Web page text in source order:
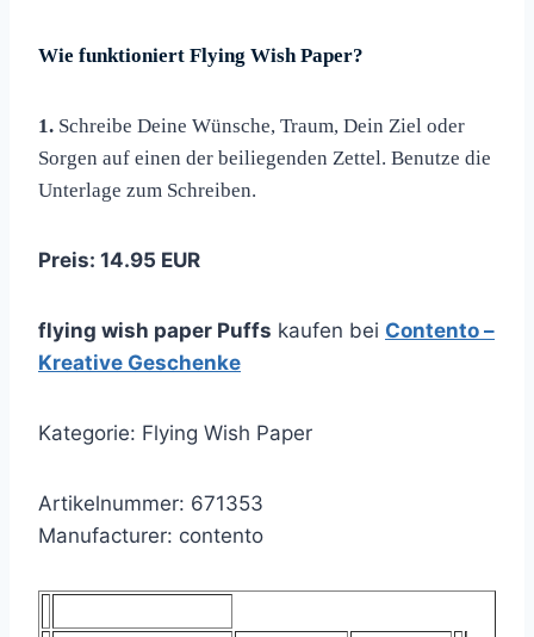
Wie funktioniert Flying Wish Paper?
1. Schreibe Deine Wünsche, Traum, Dein Ziel oder
Sorgen auf einen der beiliegenden Zettel. Benutze die
Unterlage zum Schreiben.
Preis: 14.95 EUR
flying wish paper Puffs kaufen bei Contento –
Kreative Geschenke
Kategorie: Flying Wish Paper
Artikelnummer: 671353
Manufacturer: contento